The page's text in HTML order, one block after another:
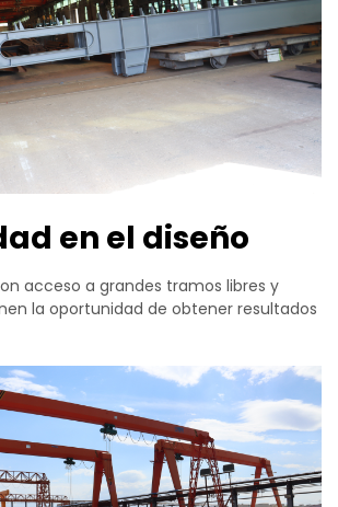
en el diseño
acceso a grandes tramos libres y
la oportunidad de obtener resultados